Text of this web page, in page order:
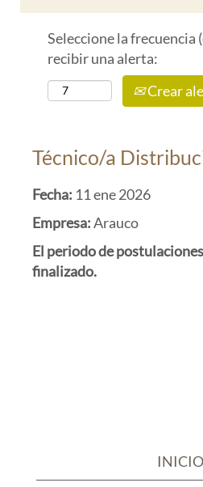
Seleccione la frecuencia
recibir una alerta:
Crear
Técnico/a
Fecha: 11 ene 2026
Empresa:Arauco
El periodo de
finalizado.
INICIO